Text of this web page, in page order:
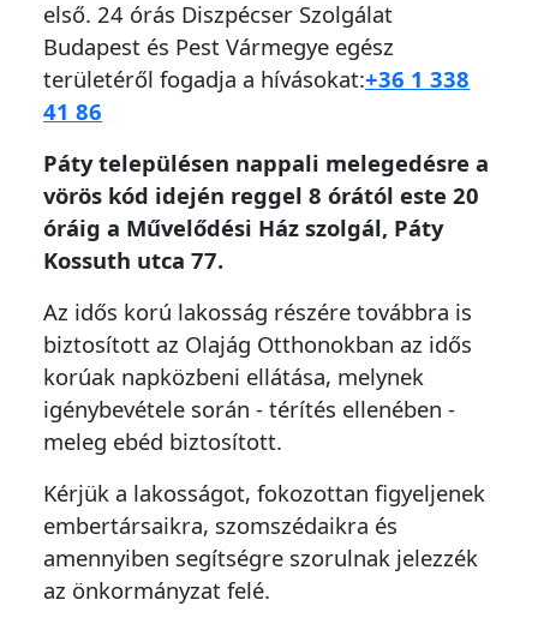
első. 24 órás Diszpécser Szolgálat
Budapest és Pest Vármegye egész
területéről fogadja a hívásokat:+36 1 338
41 86
Páty településen nappali melegedésre a
vörös kód idején reggel 8 órától este 20
óráig a Művelődési Ház szolgál, Páty
Kossuth utca 77.
Az idős korú lakosság részére továbbra is
biztosított az Olajág Otthonokban az idős
korúak napközbeni ellátása, melynek
igénybevétele során - térítés ellenében -
meleg ebéd biztosított.
Kérjük a lakosságot, fokozottan figyeljenek
embertársaikra, szomszédaikra és
amennyiben segítségre szorulnak jelezzék
az önkormányzat felé.